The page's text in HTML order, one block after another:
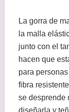
La gorra de
la malla
junto con el
hacen que
para
fibra
se desprende
diseñarla y